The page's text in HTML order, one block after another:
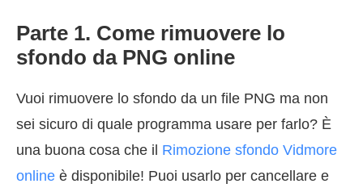
Parte 1. Come rimuovere lo
sfondo da PNG online
Vuoi rimuovere lo sfondo da un file PNG ma non
sei sicuro di quale programma usare per farlo? È
una buona cosa che il Rimozione sfondo Vidmore
online è disponibile! Puoi usarlo per cancellare e